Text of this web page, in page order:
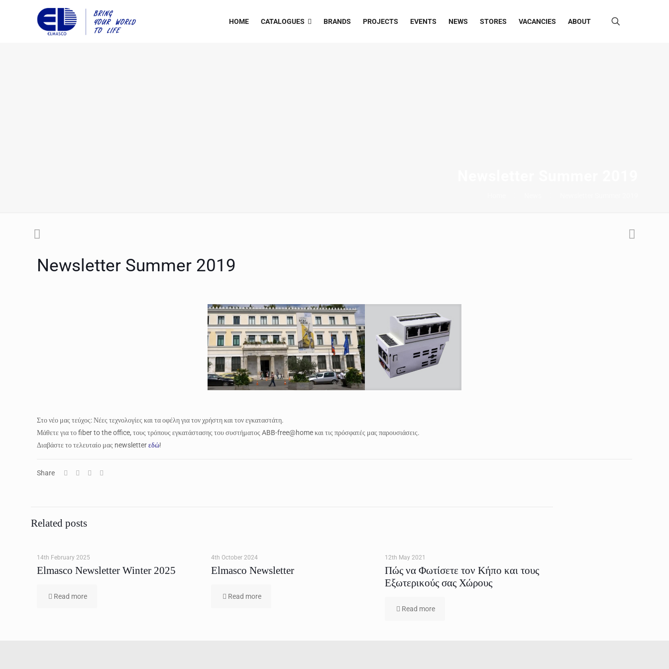
HOME CATALOGUES BRANDS PROJECTS EVENTS NEWS STORES VACANCIES ABOUT
Newsletter Summer 2019
Στο νέο μας τεύχος: Νέες τεχνολογίες και τα οφέλη για τον χρήστη και τον εγκαταστάτη.
Μάθετε για το fiber to the office, τους τρόπους εγκατάστασης του συστήματος ABB-free@home και τις πρόσφατές μας παρουσιάσεις.
Διαβάστε το τελευταίο μας newsletterεδώ!
Share
Related posts
14th February 2025
Elmasco Newsletter Winter 2025
Read more
4th October 2024
Elmasco Newsletter
Read more
12th May 2021
Πώς να Φωτίσετε τον Κήπο και τους
Εξωτερικούς σας Χώρους
Read more